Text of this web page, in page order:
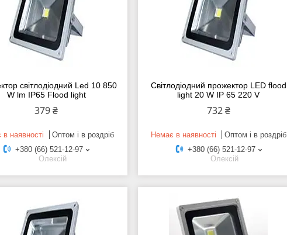
світлодіодний Led 10 850
W lm IP65 Flood light
379 ₴
наявності
Оптом і в роздріб
+380 (66) 521-12-97
Олексій
Світлодіодний прожектор LED flood
light 20 W IP 65 220 V
732 ₴
Немає в наявності
Оптом і в роздріб
+380 (66) 521-12-97
Олексій